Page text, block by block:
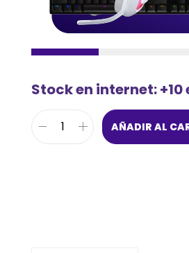
Stock en internet: +10
AÑADIR AL